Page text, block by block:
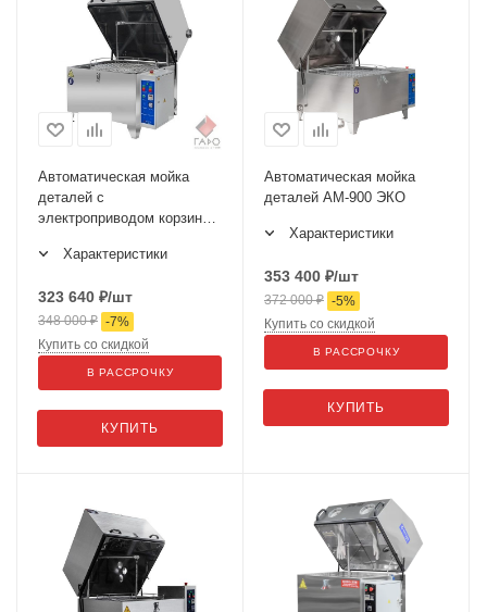
Автоматическая мойка
деталей с
электроприводом корзины
Характеристики
323 640 ₽/шт
348 000₽ -7%
КУПИТЬ
Купить со скидкой
В РАССРОЧКУ
Автоматическая мойка
деталей АМ-900 ЭКО
Характеристики
353 400 ₽/шт
372 000₽ -5%
КУПИТЬ
Купить со скидкой
В РАССРОЧКУ